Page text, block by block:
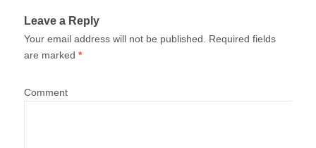
Leave a Reply
Your email address will not be published. Required fields
are marked *
Comment